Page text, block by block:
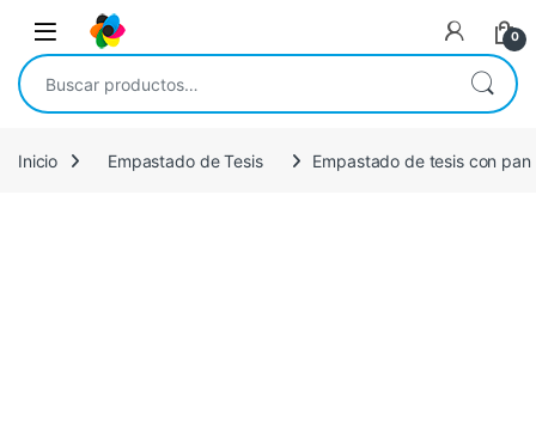
Saltar a la navegación
Saltar al contenido
Open 0
Buscar por:
Inicio Empastado de Tesis Empastado de tesis con